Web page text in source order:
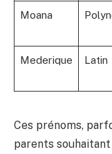
Moana
Mederique Latin
Ces prénoms,
parents